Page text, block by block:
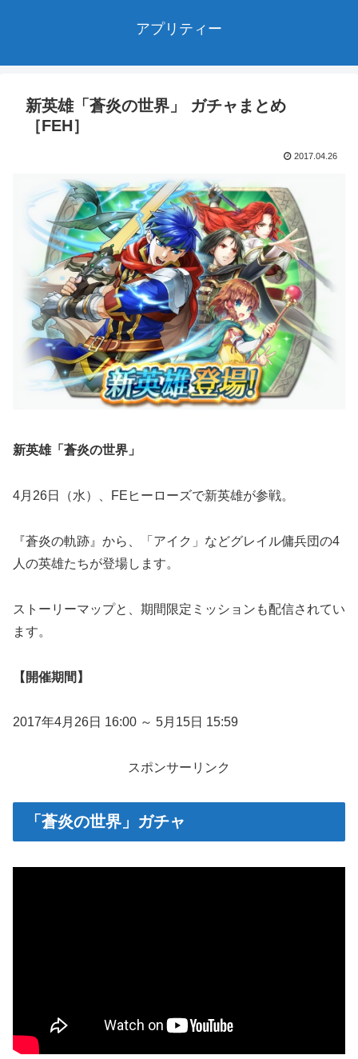
アプリティー
新英雄「蒼炎の世界」 ガチャまとめ
［FEH］
2017.04.26
新英雄「蒼炎の世界」
4月26日（水）、FEヒーローズで新英雄が参戦。
『蒼炎の軌跡』から、「アイク」などグレイル傭兵団の4
人の英雄たちが登場します。
ストーリーマップと、期間限定ミッションも配信されてい
ます。
【開催期間】
2017年4月26日 16:00 ～ 5月15日 15:59
スポンサーリンク
「蒼炎の世界」ガチャ